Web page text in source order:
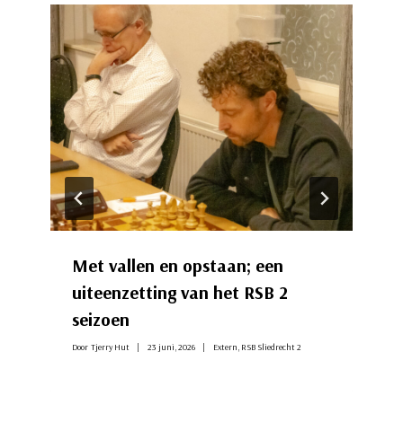
Met vallen en opstaan; een
uiteenzetting van het RSB 2
seizoen
Door Tjerry Hut 23 juni, 2026 Extern, RSB Sliedrecht 2